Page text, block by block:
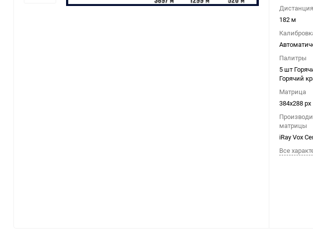
182 м
Палитры
5 шт
Горячий
Матрица
384x288 px
матрицы
iRay Vox
Все